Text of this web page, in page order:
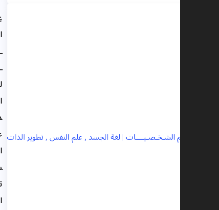
عِلـــم
الشـخ
ـصـيــ
ــات |
علم
تطوير
الذات